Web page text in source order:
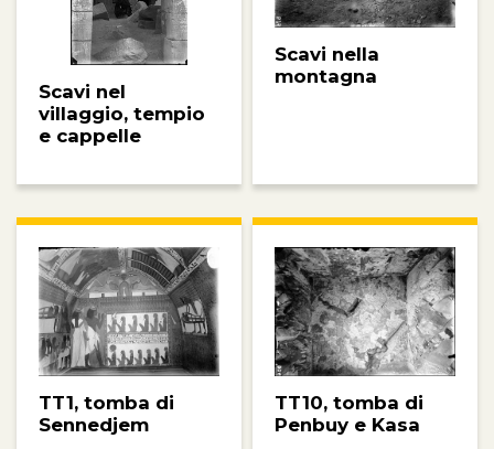
Scavi nel
villaggio, tempio
e cappelle
Scavi nella
montagna
TT1, tomba di
Sennedjem
TT10, tomba di
Penbuy e Kasa